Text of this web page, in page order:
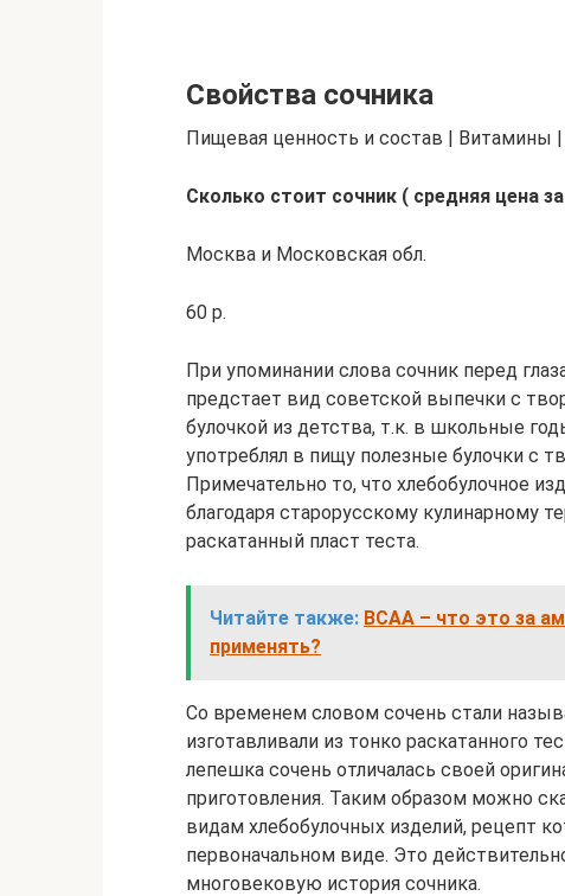
Свойства сочника
Пищевая ценность и состав | Витамины
Сколько стоит сочник ( средняя цена
Москва и Московская обл.
60 р.
При упоминании слова сочник перед
предстает вид советской выпечки с
булочкой из детства, т.к. в школьные
употреблял в пищу полезные булочки с
Примечательно то, что хлебобулочное
благодаря старорусскому кулинарному
раскатанный пласт теста.
Читайте также: BCAA – что это за
применять?
Со временем словом сочень стали
изготавливали из тонко раскатанного
лепешка сочень отличалась своей
приготовления. Таким образом можно
видам хлебобулочных изделий, рецепт
первоначальном виде. Это
многовековую история сочника.